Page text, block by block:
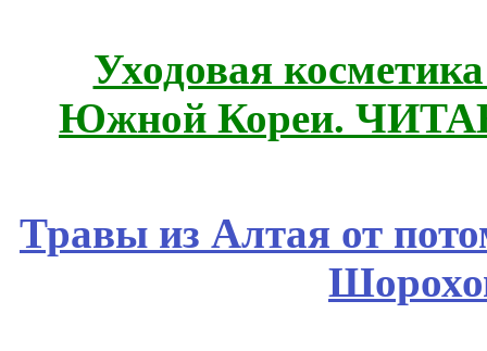
Уходовая
Южной Кореи.
Травы из Алтая от